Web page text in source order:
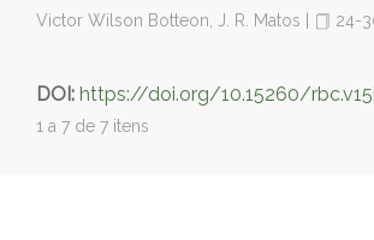
Victor Wilson Botteon, J. R. Matos 24-
DOI: https://doi.org/10.15260/
1 a 7 de 7 itens